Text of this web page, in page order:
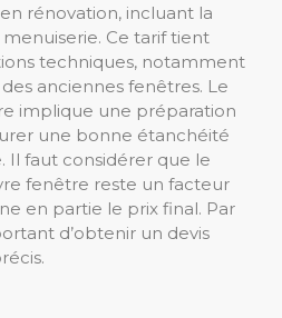
rénovation, incluant la
Ce tarif tient
techniques, notamment
anciennes fenêtres. Le
implique une préparation
une bonne étanchéité
Il faut considérer que le
fenêtre reste un facteur
en partie le prix final. Par
d’obtenir un devis